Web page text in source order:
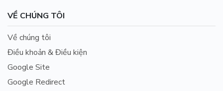
VỀ CHÚNG TÔI
Về chúng tôi
Điều khoản & Điều kiện
Google Site
Google Redirect